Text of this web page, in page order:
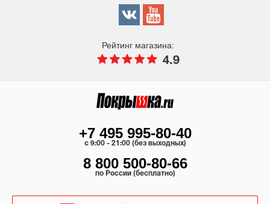
Рейтинг магазина:
4.9
+7 495 995-80-40
c 9:00 - 21:00 (без выходных)
8 800 500-80-66
по России (бесплатно)